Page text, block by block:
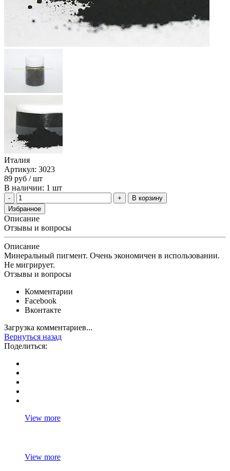
Италия
Артикул: 3023
89 руб / шт
В наличии: 1 шт
В корзину
Избранное
Описание
Отзывы и вопросы
Описание
Минеральный пигмент. Очень экономичен в использовании.
Не мигрирует.
Отзывы и вопросы
Комментарии
Facebook
Вконтакте
Загрузка комментариев...
Вернуться назад
Поделиться:
View more
View more